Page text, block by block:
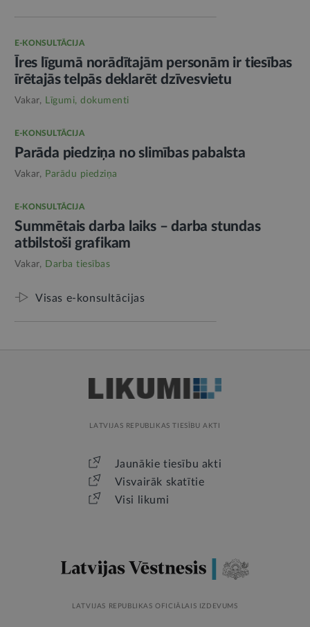
E-KONSULTĀCIJA
Īres līgumā norādītajām personām ir tiesības
īrētajās telpās deklarēt dzīvesvietu
Vakar, Līgumi, dokumenti
E-KONSULTĀCIJA
Parāda piedziņa no slimības pabalsta
Vakar, Parādu piedziņa
E-KONSULTĀCIJA
Summētais darba laiks – darba stundas
atbilstoši grafikam
Vakar, Darba tiesības
Visas e-konsultācijas
LATVIJAS REPUBLIKAS TIESĪBU AKTI
Jaunākie tiesību akti
Visvairāk skatītie
Visi likumi
LATVIJAS REPUBLIKAS OFICIĀLAIS IZDEVUMS